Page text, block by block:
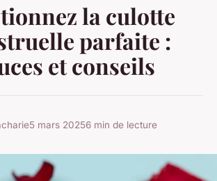
la culotte
parfaite :
et conseils
5 mars 20256 min de lecture